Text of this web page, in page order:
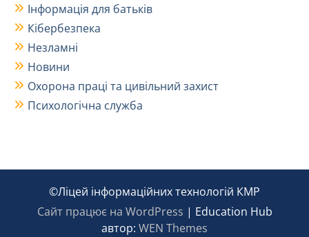
Інформація для батьків
Кібербезпека
Незламні
Новини
Охорона праці та цивільний захист
Психологічна служба
©Ліцей інформаційних технологій КМР
Сайт працює на WordPress | Education Hub
автор: WEN Themes